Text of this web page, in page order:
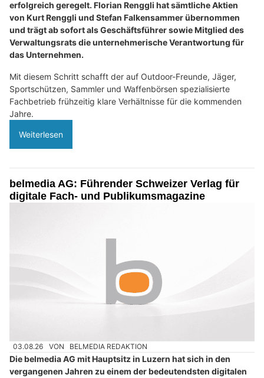
erfolgreich geregelt. Florian Renggli hat sämtliche Aktien
von Kurt Renggli und Stefan Falkensammer übernommen
und trägt ab sofort als Geschäftsführer sowie Mitglied des
Verwaltungsrats die unternehmerische Verantwortung für
das Unternehmen.
Mit diesem Schritt schafft der auf Outdoor-Freunde, Jäger,
Sportschützen, Sammler und Waffenbörsen spezialisierte
Fachbetrieb frühzeitig klare Verhältnisse für die kommenden
Jahre.
Weiterlesen
belmedia AG: Führender Schweizer Verlag für
digitale Fach- und Publikumsmagazine
03.08.26 VON BELMEDIA REDAKTION
Die belmedia AG mit Hauptsitz in Luzern hat sich in den
vergangenen Jahren zu einem der bedeutendsten digitalen